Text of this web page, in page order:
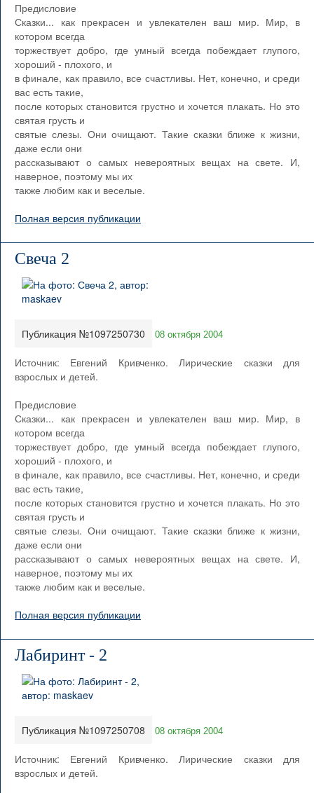
Предисловие
Сказки... как прекрасен и увлекателен ваш мир. Мир, в
котором всегда
торжествует добро, где умный всегда побеждает глупого,
хороший - плохого, и
в финале, как правило, все счастливы. Нет, конечно, и среди
вас есть такие,
после которых становится грустно и хочется плакать. Но это
святая грусть и
святые слезы. Они очищают. Такие сказки ближе к жизни,
даже если они
рассказывают о самых невероятных вещах на свете. И,
наверное, поэтому мы их
также любим как и веселые.
Полная версия публикации
Свеча 2
Публикация №1097250730 08 октября 2004
Источник: Евгений Кривченко. Лирические сказки для
взрослых и детей.
Предисловие
Сказки... как прекрасен и увлекателен ваш мир. Мир, в
котором всегда
торжествует добро, где умный всегда побеждает глупого,
хороший - плохого, и
в финале, как правило, все счастливы. Нет, конечно, и среди
вас есть такие,
после которых становится грустно и хочется плакать. Но это
святая грусть и
святые слезы. Они очищают. Такие сказки ближе к жизни,
даже если они
рассказывают о самых невероятных вещах на свете. И,
наверное, поэтому мы их
также любим как и веселые.
Полная версия публикации
Лабиринт - 2
Публикация №1097250708 08 октября 2004
Источник: Евгений Кривченко. Лирические сказки для
взрослых и детей.